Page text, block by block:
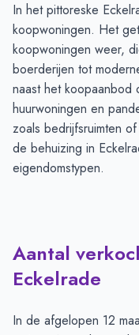
In het pittoreske
koopwoningen. Het
koopwoningen weer,
boerderijen tot
naast het koopaanbod
huurwoningen en
zoals bedrijfsruimten
de behuizing in
eigendomstypen.
Aantal
Eckelrade
In de afgelopen 12